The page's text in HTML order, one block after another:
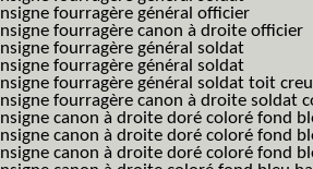
Insigne fourragère général officier
Insigne fourragère canon à droite officier
Insigne fourragère général soldat
Insigne fourragère général soldat
Insigne fourragère général soldat toit
Insigne fourragère canon à droite soldat
Insigne canon à droite doré coloré fond
Insigne canon à droite doré coloré fond
Insigne canon à droite doré coloré fond